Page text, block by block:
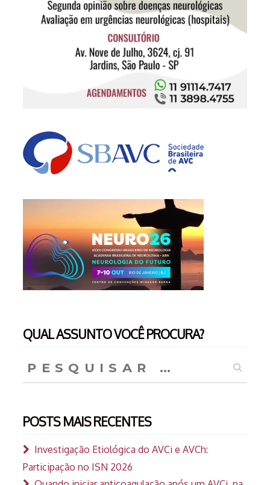
QUAL ASSUNTO VOCÊ PROCURA?
por:
POSTS MAIS RECENTES
Investigação Etiológica do AVCi e AVCh:
Participação no ISN 2026